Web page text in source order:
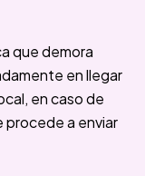
que demora
en llegar
en caso de
procede a enviar